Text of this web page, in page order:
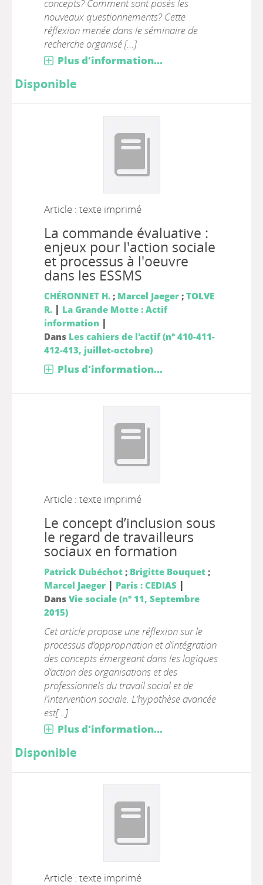
concepts? Comment sont posés les
nouveaux questionnements? Cette
réflexion menée dans le séminaire de
recherche organisé [...]
Plus d'information...
Disponible
Article : texte imprimé
La commande évaluative :
enjeux pour l'action sociale
et processus à l'oeuvre
dans les ESSMS
CHÉRONNET H.; Marcel Jaeger; TOLVE
R. | La Grande Motte : Actif
information |
Dans Les cahiers de l'actif (n° 410-411-
412-413, juillet-octobre)
Plus d'information...
Article : texte imprimé
Le concept d’inclusion sous
le regard de travailleurs
sociaux en formation
Patrick Dubéchot; Brigitte Bouquet;
Marcel Jaeger | Paris : CEDIAS |
Dans Vie sociale (n° 11, Septembre
2015)
Cet article propose une réflexion sur le
processus d’appropriation et d’intégration
des concepts émergeant dans les logiques
d’action des organisations et des
professionnels du travail social et de
l’intervention sociale. L’hypothèse avancée
est[...]
Plus d'information...
Disponible
Article : texte imprimé